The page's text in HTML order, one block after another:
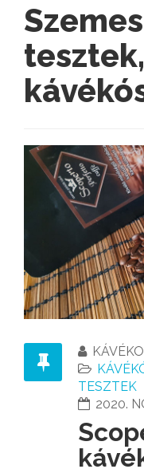
tesztek,
TESZTEK
2020.